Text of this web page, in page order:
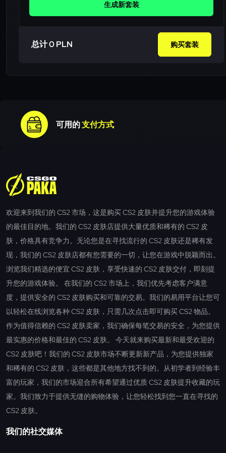
生成新套装
总计 0 PLN 购买套装
可用的支付方式
欢迎来到我们的 CS2 市场，这是购买 CS2 皮肤并提升您的游戏体验
的最佳目的地。我们的 CS2 皮肤店提供大量优质和稀有的 CS2 皮
肤，价格具有竞争力。无论您是在寻找流行的 CS2 皮肤还是稀有发
现，我们的 CS2 皮肤店都有您需要的一切，让您在游戏中脱颖而出。
浏览我们精选的便宜 CS2 皮肤，享受快速的 CS2 皮肤交付，即刻提
升您的游戏体验。 在我们的 CS2 市场上，我们优先考虑客户满意
度，提供安全的 CS2 皮肤购买和可靠的交易。我们的易用平台让您可
以轻松在线浏览各种 CS2 皮肤，只需几次点击即可购买 CS2 物品。
作为值得信赖的 CS2 皮肤卖家，我们确保每笔交易的安全，为您提供
最实惠的价格和最佳的 CS2 皮肤。 今天就来购买最新和最受欢迎的
CS2 皮肤吧！我们的 CS2 皮肤市场不断更新新产品，为您提供独家
和稀有的 CS2 皮肤，这些都是其他地方找不到的。从初学者到经验丰
富的玩家，我们的市场迎合所有希望通过优质 CS2 皮肤提升收藏的玩
家。我们致力于提供无缝的购物体验，让您轻松找到您一直在寻找的
CS2 皮肤。
我们的社交媒体